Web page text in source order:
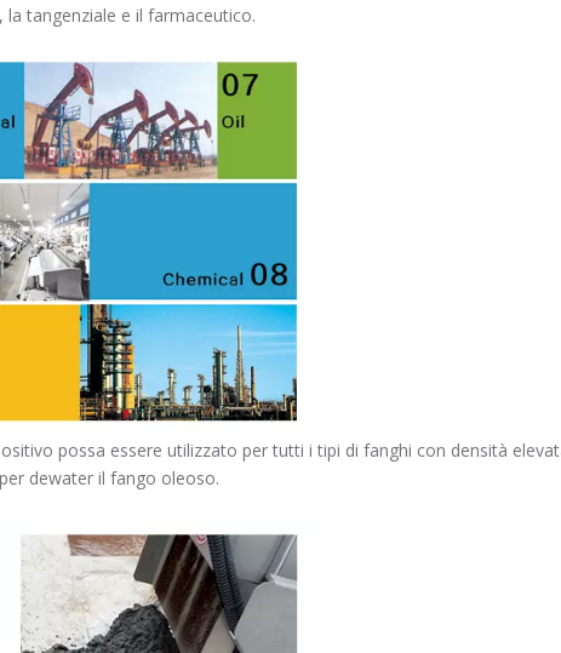
tangenziale e il farmaceutico.
possa essere utilizzato per tutti i tipi di fanghi con densità
dewater il fango oleoso.